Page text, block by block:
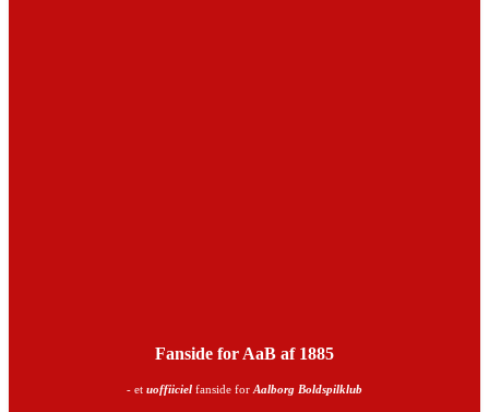
Fanside for AaB af 1885
- et uoffiiciel fanside for Aalborg Boldspilklub